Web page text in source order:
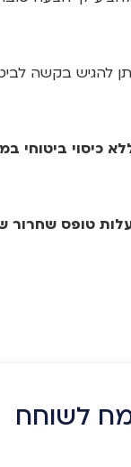
כיסוי ביטוחי
טופס שחרור
לשוחח